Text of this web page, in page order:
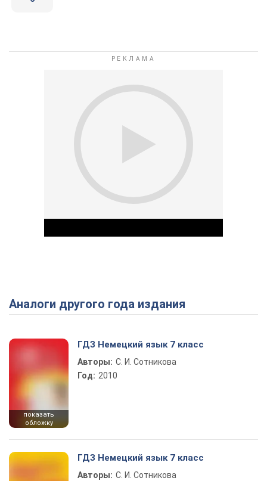
Play Video
Аналоги другого года издания
показать
обложку
ГДЗ Немецкий язык 7 класс
Авторы: С. И. Сотникова
Год: 2010
ГДЗ Немецкий язык 7 класс
Авторы: С. И. Сотникова